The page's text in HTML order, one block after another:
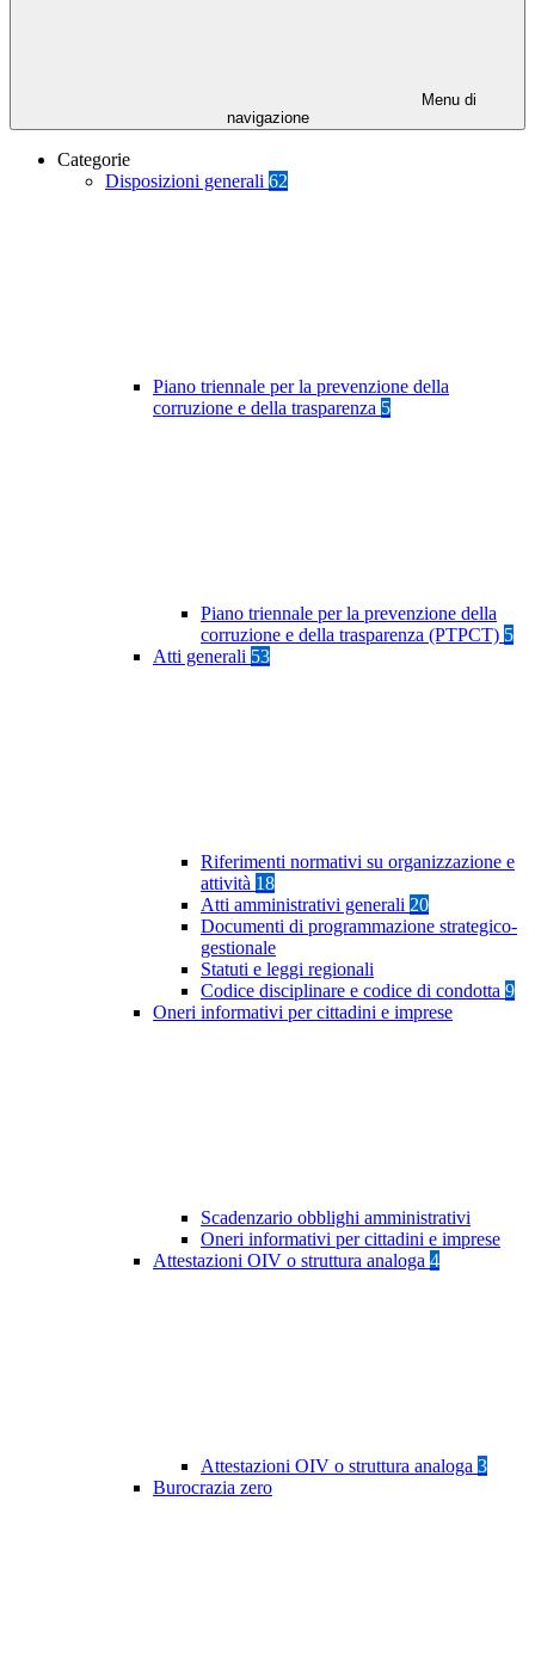
Menu di
navigazione
Categorie
Disposizioni generali 62
Piano triennale per la prevenzione della
corruzione e della trasparenza 5
Piano triennale per la prevenzione della
corruzione e della trasparenza (PTPCT) 5
Atti generali 53
Riferimenti normativi su organizzazione e
attività 18
Atti amministrativi generali 20
Documenti di programmazione strategico-
gestionale
Statuti e leggi regionali
Codice disciplinare e codice di condotta 9
Oneri informativi per cittadini e imprese
Scadenzario obblighi amministrativi
Oneri informativi per cittadini e imprese
Attestazioni OIV o struttura analoga 4
Attestazioni OIV o struttura analoga 3
Burocrazia zero